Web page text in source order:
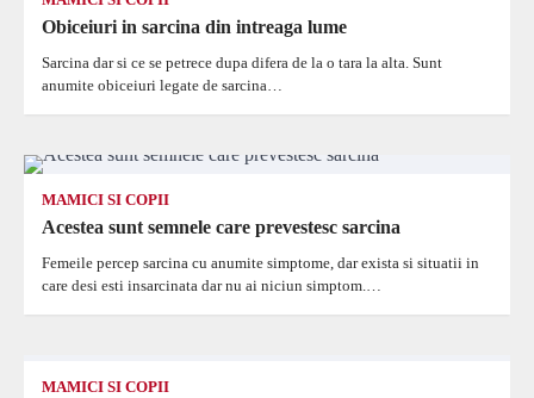
Obiceiuri in sarcina din intreaga lume
Sarcina dar si ce se petrece dupa difera de la o tara la alta. Sunt
anumite obiceiuri legate de sarcina…
MAMICI SI COPII
Acestea sunt semnele care prevestesc sarcina
Femeile percep sarcina cu anumite simptome, dar exista si situatii in
care desi esti insarcinata dar nu ai niciun simptom.…
MAMICI SI COPII